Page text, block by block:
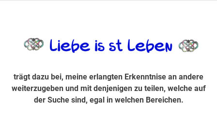
Suche sind, egal in welchen Bereichen.
trägt dazu bei, meine erlangten Erkenntnise an andere
weiterzugeben und mit denjenigen zu teilen, welche auf
der Suche sind, egal in welchen Bereichen.